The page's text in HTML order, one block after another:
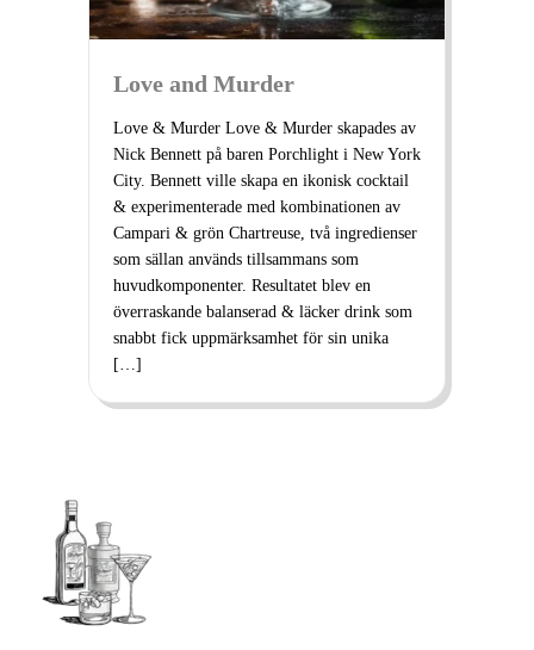
Love and Murder
Love & Murder Love & Murder skapades av
Nick Bennett på baren Porchlight i New York
City. Bennett ville skapa en ikonisk cocktail
& experimenterade med kombinationen av
Campari & grön Chartreuse, två ingredienser
som sällan används tillsammans som
huvudkomponenter. Resultatet blev en
överraskande balanserad & läcker drink som
snabbt fick uppmärksamhet för sin unika
[…]